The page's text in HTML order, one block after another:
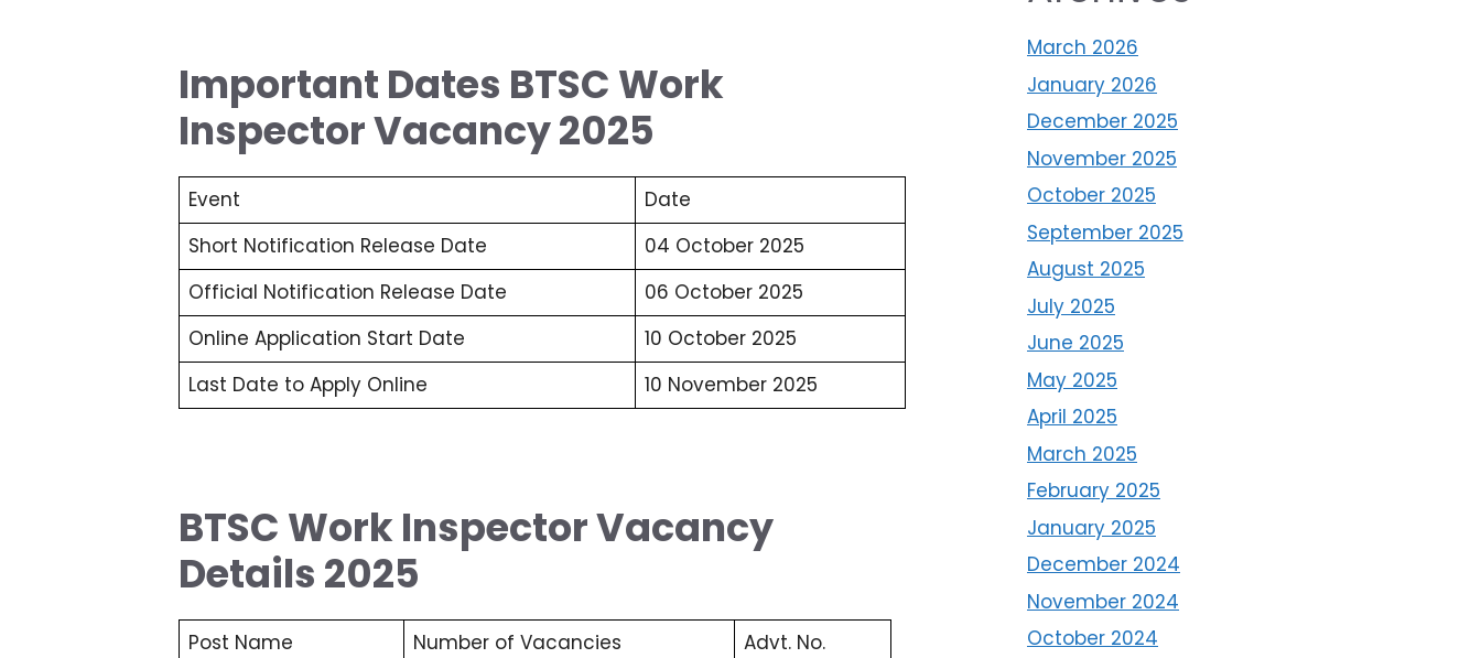
Important Dates BTSC Work
Inspector Vacancy 2025
Event
Date
Short Notification Release Date
04 October 2025
Official Notification Release Date
06 October 2025
Online Application Start Date
10 October 2025
Last Date to Apply Online
10 November 2025
BTSC Work Inspector Vacancy
Details 2025
Post Name Number of Vacancies
Advt. No.
March 2026
January 2026
December 2025
November 2025
October 2025
September 2025
August 2025
July 2025
June 2025
May 2025
April 2025
March 2025
February 2025
January 2025
December 2024
November 2024
October 2024